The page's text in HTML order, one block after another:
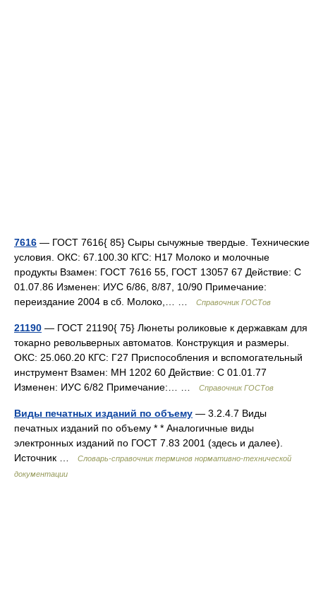
7616 — ГОСТ 7616{ 85} Сыры сычужные твердые. Технические
условия. ОКС: 67.100.30 КГС: Н17 Молоко и молочные
продукты Взамен: ГОСТ 7616 55, ГОСТ 13057 67 Действие: С
01.07.86 Изменен: ИУС 6/86, 8/87, 10/90 Примечание:
переиздание 2004 в сб. Молоко,… …
Справочник ГОСТов
21190 — ГОСТ 21190{ 75} Люнеты роликовые к державкам для
токарно револьверных автоматов. Конструкция и размеры.
ОКС: 25.060.20 КГС: Г27 Приспособления и вспомогательный
инструмент Взамен: МН 1202 60 Действие: С 01.01.77
Изменен: ИУС 6/82 Примечание:… …
Справочник ГОСТов
Виды печатных изданий по объему — 3.2.4.7 Виды
печатных изданий по объему * * Аналогичные виды
электронных изданий по ГОСТ 7.83 2001 (здесь и далее).
Источник …
Словарь-справочник терминов нормативно-технической
документации